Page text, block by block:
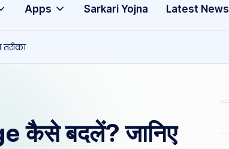
Apps Sarkari Yojna Latest News
कैसे बदलें? जानिए